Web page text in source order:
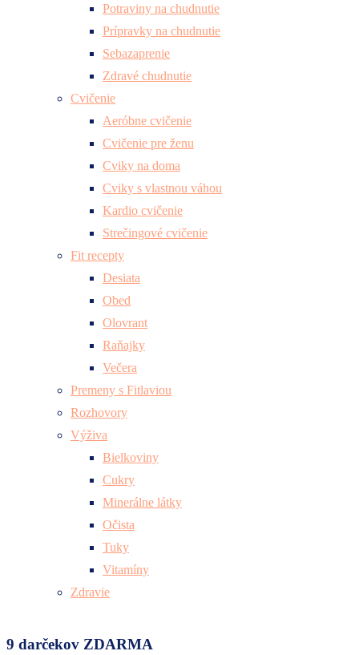
Potraviny na chudnutie
Prípravky na chudnutie
Sebazaprenie
Zdravé chudnutie
Cvičenie
Aeróbne cvičenie
Cvičenie pre ženu
Cviky na doma
Cviky s vlastnou váhou
Kardio cvičenie
Strečingové cvičenie
Fit recepty
Desiata
Obed
Olovrant
Raňajky
Večera
Premeny s Fitlaviou
Rozhovory
Výživa
Bielkoviny
Cukry
Minerálne látky
Očista
Tuky
Vitamíny
Zdravie
9 darčekov ZDARMA